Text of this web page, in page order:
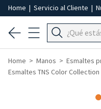
Home | Servicio al Cliente |
Home Manos
Esmaltes
Esmaltes TNS Color Collection